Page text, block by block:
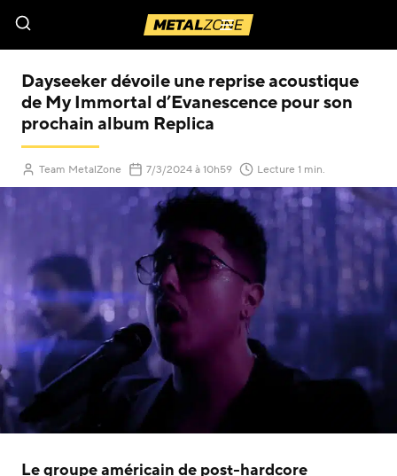
Menu
Dayseeker dévoile une reprise acoustique
de My Immortal d’Evanescence pour son
prochain album Replica
Team MetalZone 7/3/2024(Mis à jour le )
à 10h59 Lecture 1 min.
Le groupe américain de post-hardcore